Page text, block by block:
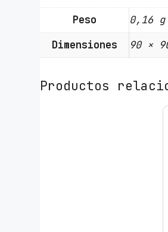
Peso
0,16 g
Dimensiones
90 ×
Productos